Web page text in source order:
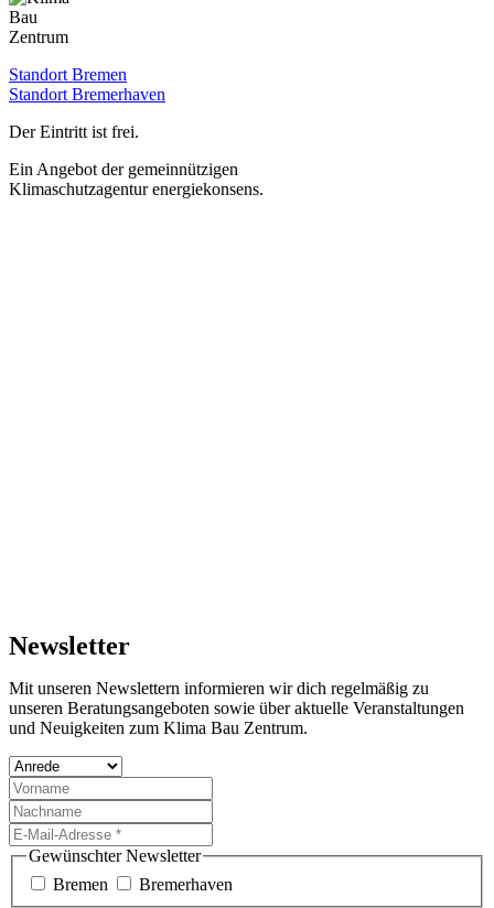
Standort Bremen
Standort Bremerhaven
Der Eintritt ist frei.
Ein Angebot der gemeinnützigen
Klimaschutzagentur energiekonsens.
Newsletter
Mit unseren Newslettern informieren wir dich regelmäßig zu
unseren Beratungsangeboten sowie über aktuelle Veranstaltungen
und Neuigkeiten zum Klima Bau Zentrum.
Gewünschter Newsletter
Bremen
Bremerhaven